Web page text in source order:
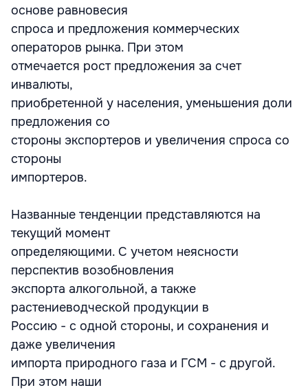
основе равновесия
спроса и предложения коммерческих
операторов рынка. При этом
отмечается рост предложения за счет
инвалюты,
приобретенной у населения, уменьшения доли
предложения со
стороны экспортеров и увеличения спроса со
стороны
импортеров.
Названные тенденции представляются на
текущий момент
определяющими. С учетом неясности
перспектив возобновления
экспорта алкогольной, а также
растениеводческой продукции в
Россию - с одной стороны, и сохранения и
даже увеличения
импорта природного газа и ГСМ - с другой.
При этом наши